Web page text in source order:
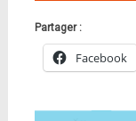
Partager :
Facebook